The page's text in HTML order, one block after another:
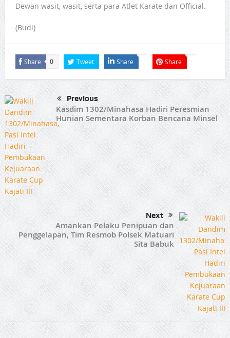
Dewan wasit, wasit, serta para Atlet Karate dan Official.
(Budi)
Share 0 Tweet Share Share
Previous
Kasdim 1302/Minahasa Hadiri Peresmian
Hunian Sementara Korban Bencana Minsel
Next
Amankan Pelaku Penipuan dan
Penggelapan, Tim Resmob Polsek Matuari
Sita Babuk